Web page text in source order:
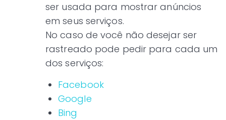
ser usada para mostrar anúncios
em seus serviços.
No caso de você não desejar ser
rastreado pode pedir para cada um
dos serviços:
Facebook
Google
Bing